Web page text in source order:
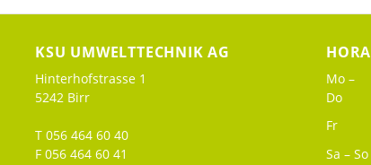
KSU UMWELTTECHNIK AG
Hinterhofstrasse 1
5242 Birr
T 056 464 60 40
F 056 464 60 41
Mo –
Do
Fr
Sa – So